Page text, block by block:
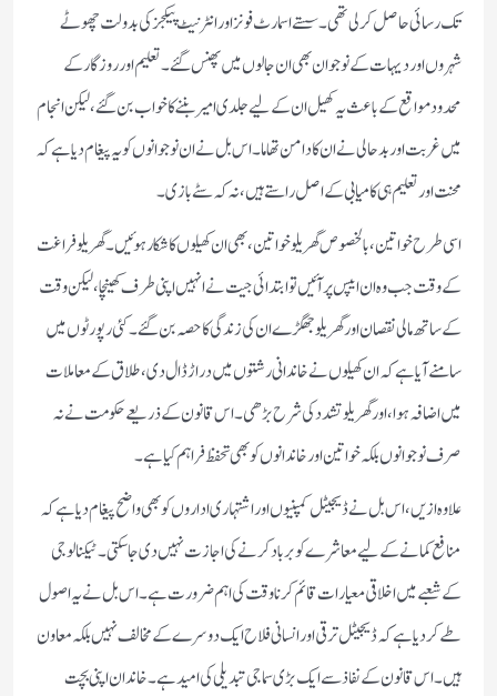
تک رسائی حاصل کر لی تھی۔ سستے اسمارٹ فونز اور انٹرنیٹ پیکجز کی بدولت چھوٹے
شہروں اور دیہات کے نوجوان بھی ان جالوں میں پھنس گئے۔ تعلیم اور روزگار کے
محدود مواقع کے باعث یہ کھیل ان کے لیے جلدی امیر بننے کا خواب بن گئے، لیکن انجام
میں غربت اور بدحالی نے ان کا دامن تھاما۔ اس بل نے ان نوجوانوں کو یہ پیغام دیا ہے کہ
محنت اور تعلیم ہی کامیابی کے اصل راستے ہیں، نہ کہ سٹے بازی۔
اسی طرح خواتین، بالخصوص گھریلو خواتین، بھی ان کھیلوں کا شکار ہوئیں۔ گھریلو فراغت
کے وقت جب وہ ان ایپس پر آئیں تو ابتدائی جیت نے انہیں اپنی طرف کھینچا، لیکن وقت
کے ساتھ مالی نقصان اور گھریلو جھگڑے ان کی زندگی کا حصہ بن گئے۔ کئی رپورٹوں میں
سامنے آیا ہے کہ ان کھیلوں نے خاندانی رشتوں میں دراڑ ڈال دی، طلاق کے معاملات
میں اضافہ ہوا،اور گھریلو تشدد کی شرح بڑھی۔ اس قانون کے ذریعے حکومت نے نہ
صرف نوجوانوں بلکہ خواتین اور خاندانوں کو بھی تحفظ فراہم کیا ہے۔
علاوہ ازیں، اس بل نے ڈیجیٹل کمپنیوں اور اشتہاری اداروں کو بھی واضح پیغام دیا ہے کہ
منافع کمانے کے لیے معاشرے کو برباد کرنے کی اجازت نہیں دی جا سکتی۔ ٹیکنالوجی
کے شعبے میں اخلاقی معیارات قائم کرنا وقت کی اہم ضرورت ہے۔ اس بل نے یہ اصول
طے کر دیا ہے کہ ڈیجیٹل ترقی اور انسانی فلاح ایک دوسرے کے مخالف نہیں بلکہ معاون
ہیں۔اس قانون کے نفاذ سے ایک بڑی سماجی تبدیلی کی امید ہے۔ خاندان اپنی بچت